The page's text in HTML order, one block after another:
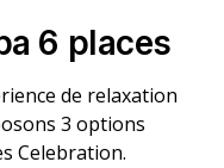
6 places
de relaxation
3 options
Celebration.